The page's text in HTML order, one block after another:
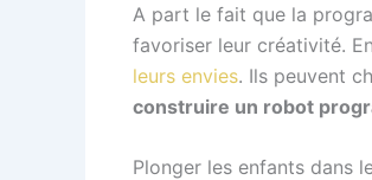
A part le fait que la
favoriser leur créativité.
leurs envies. Ils peuvent
construire un robot
Plonger les enfants dans